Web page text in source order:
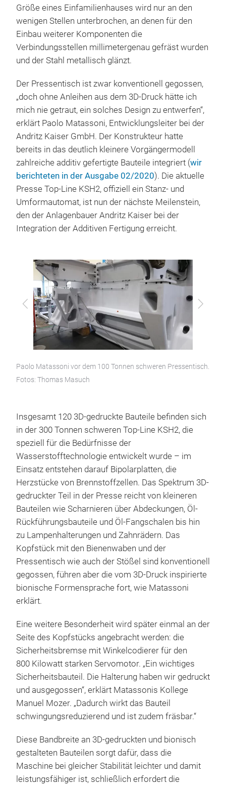
Größe eines Einfamilienhauses wird nur an den
wenigen Stellen unterbrochen, an denen für den
Einbau weiterer Komponenten die
Verbindungsstellen millimetergenau gefräst wurden
und der Stahl metallisch glänzt.
Der Pressentisch ist zwar konventionell gegossen,
„doch ohne Anleihen aus dem 3D-Druck hätte ich
mich nie getraut, ein solches Design zu entwerfen“,
erklärt Paolo Matassoni, Entwicklungsleiter bei der
Andritz Kaiser GmbH. Der Konstrukteur hatte
bereits in das deutlich kleinere Vorgängermodell
zahlreiche additiv gefertigte Bauteile integriert (wir
berichteten in der Ausgabe 02/2020). Die aktuelle
Presse Top-Line KSH2, offiziell ein Stanz- und
Umformautomat, ist nun der nächste Meilenstein,
den der Anlagenbauer Andritz Kaiser bei der
Integration der Additiven Fertigung erreicht.
Zurück Vor
Paolo Matassoni vor dem 100 Tonnen schweren Pressentisch.
Fotos: Thomas Masuch
Insgesamt 120 3D-gedruckte Bauteile befinden sich
in der 300 Tonnen schweren Top-Line KSH2, die
speziell für die Bedürfnisse der
Wasserstofftechnologie entwickelt wurde – im
Einsatz entstehen darauf Bipolarplatten, die
Herzstücke von Brennstoffzellen. Das Spektrum 3D-
gedruckter Teil in der Presse reicht von kleineren
Bauteilen wie Scharnieren über Abdeckungen, Öl-
Rückführungsbauteile und Öl-Fangschalen bis hin
zu Lampenhalterungen und Zahnrädern. Das
Kopfstück mit den Bienenwaben und der
Pressentisch wie auch der Stößel sind konventionell
gegossen, führen aber die vom 3D-Druck inspirierte
bionische Formensprache fort, wie Matassoni
erklärt.
Eine weitere Besonderheit wird später einmal an der
Seite des Kopfstücks angebracht werden: die
Sicherheitsbremse mit Winkelcodierer für den
800 Kilowatt starken Servomotor. „Ein wichtiges
Sicherheitsbauteil. Die Halterung haben wir gedruckt
und ausgegossen“, erklärt Matassonis Kollege
Manuel Mozer. „Dadurch wirkt das Bauteil
schwingungsreduzierend und ist zudem fräsbar.“
Diese Bandbreite an 3D-gedruckten und bionisch
gestalteten Bauteilen sorgt dafür, dass die
Maschine bei gleicher Stabilität leichter und damit
leistungsfähiger ist, schließlich erfordert die